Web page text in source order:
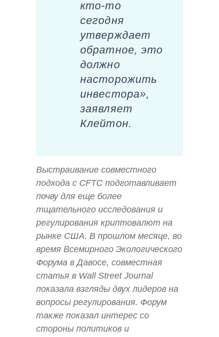
кто-то
сегодня
утверждает
обратное, это
должно
насторожить
инвестора»,
заявляет
Клейтон.
Выстраивание совместного
подхода с CFTC подготавливает
почву для еще более
тщательного исследования и
регулирования криптовалют на
рынке США. В прошлом месяце, во
время Всемирного Экологического
Форума в Давосе, совместная
статья в Wall Street Journal
показала взгляды двух лидеров на
вопросы регулирования. Форум
также показал интерес со
стороны политиков и